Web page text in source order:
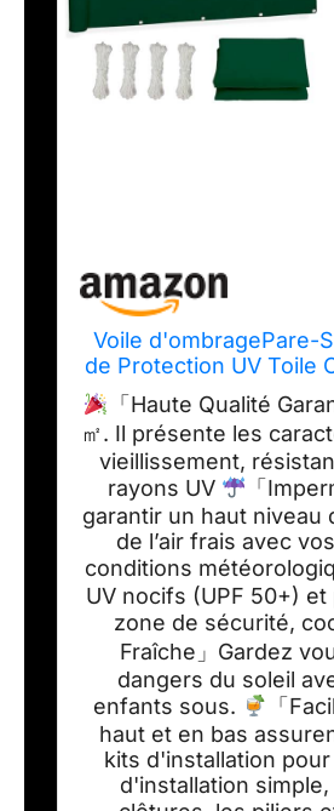
Voile d'ombragePare-
de Protection UV Toile
「Haute Qualité
㎡. Il présente les
vieillissement,
rayons UV
「
garantir un haut
de l’air frais avec
conditions
UV nocifs (UPF 50+)
zone de sécurité,
Fraîche」Gardez
dangers du soleil
enfants sous.
「
haut et en bas
kits d'installation
d'installation